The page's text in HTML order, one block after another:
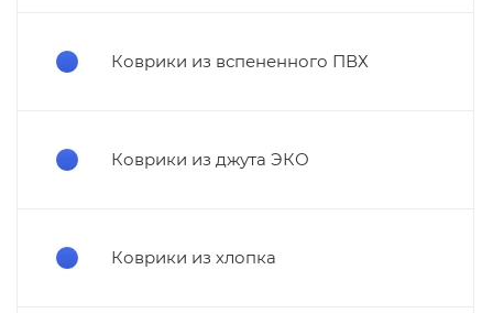
Коврики из вспененного ПВХ
Коврики из джута ЭКО
Коврики из хлопка